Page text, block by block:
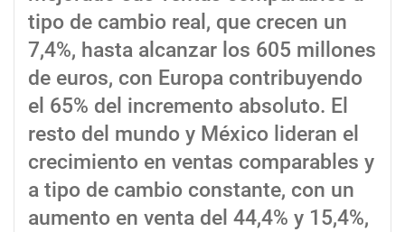
tipo de cambio real, que crecen un
7,4%, hasta alcanzar los 605 millones
de euros, con Europa contribuyendo
el 65% del incremento absoluto. El
resto del mundo y México lideran el
crecimiento en ventas comparables y
a tipo de cambio constante, con un
aumento en venta del 44,4% y 15,4%,